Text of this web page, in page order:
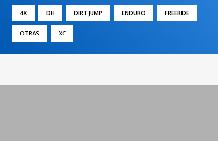
4X DH DIRT JUMP ENDURO FREERIDE
OTRAS XC